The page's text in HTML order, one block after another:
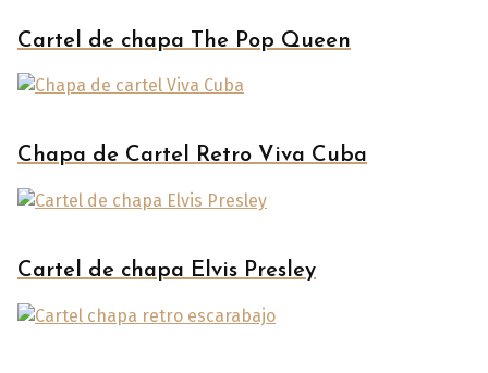
Cartel de chapa The Pop Queen
Chapa de Cartel Retro Viva Cuba
Cartel de chapa Elvis Presley